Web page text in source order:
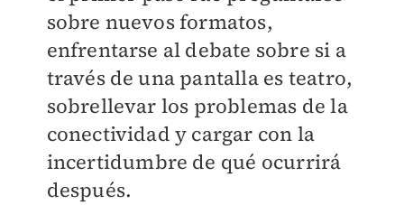
sobre nuevos formatos,
enfrentarse al debate sobre si a
través de una pantalla es teatro,
sobrellevar los problemas de la
conectividad y cargar con la
incertidumbre de qué ocurrirá
después.